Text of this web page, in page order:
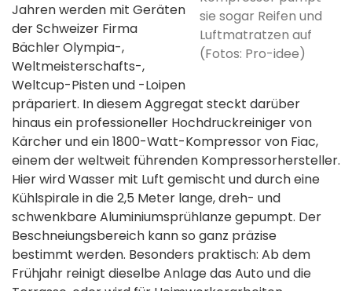
sie sogar Reifen und
Luftmatratzen auf
(Fotos: Pro-idee)
Jahren werden mit Geräten
der Schweizer Firma
Bächler Olympia-,
Weltmeisterschafts-,
Weltcup-Pisten und -Loipen
präpariert. In diesem Aggregat steckt darüber
hinaus ein professioneller Hochdruckreiniger von
Kärcher und ein 1800-Watt-Kompressor von Fiac,
einem der weltweit führenden Kompressorhersteller.
Hier wird Wasser mit Luft gemischt und durch eine
Kühlspirale in die 2,5 Meter lange, dreh- und
schwenkbare Aluminiumsprühlanze gepumpt. Der
Beschneiungsbereich kann so ganz präzise
bestimmt werden. Besonders praktisch: Ab dem
Frühjahr reinigt dieselbe Anlage das Auto und die